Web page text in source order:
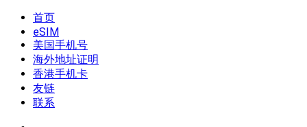
Skip
content
我是王掌柜
新闻酸菜馆|极客电台|自媒体联盟
首页
eSIM
美国手机号
海外地址证明
香港手机卡
友链
联系